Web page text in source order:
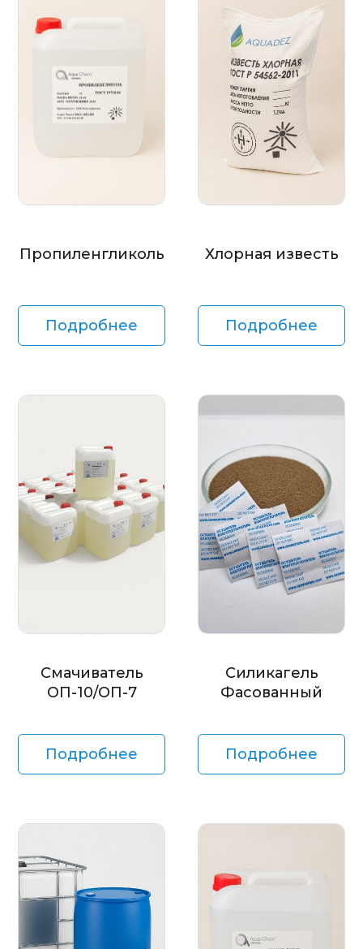
Пропиленгликоль
Подробнее
Хлорная известь
Подробнее
Смачиватель
ОП-10/ОП-7
Подробнее
Силикагель
Фасованный
Подробнее